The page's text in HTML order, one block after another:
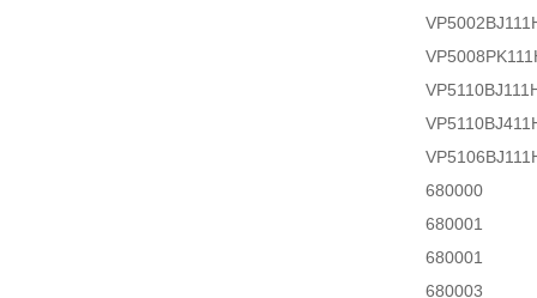
680000
680001
680001
680003